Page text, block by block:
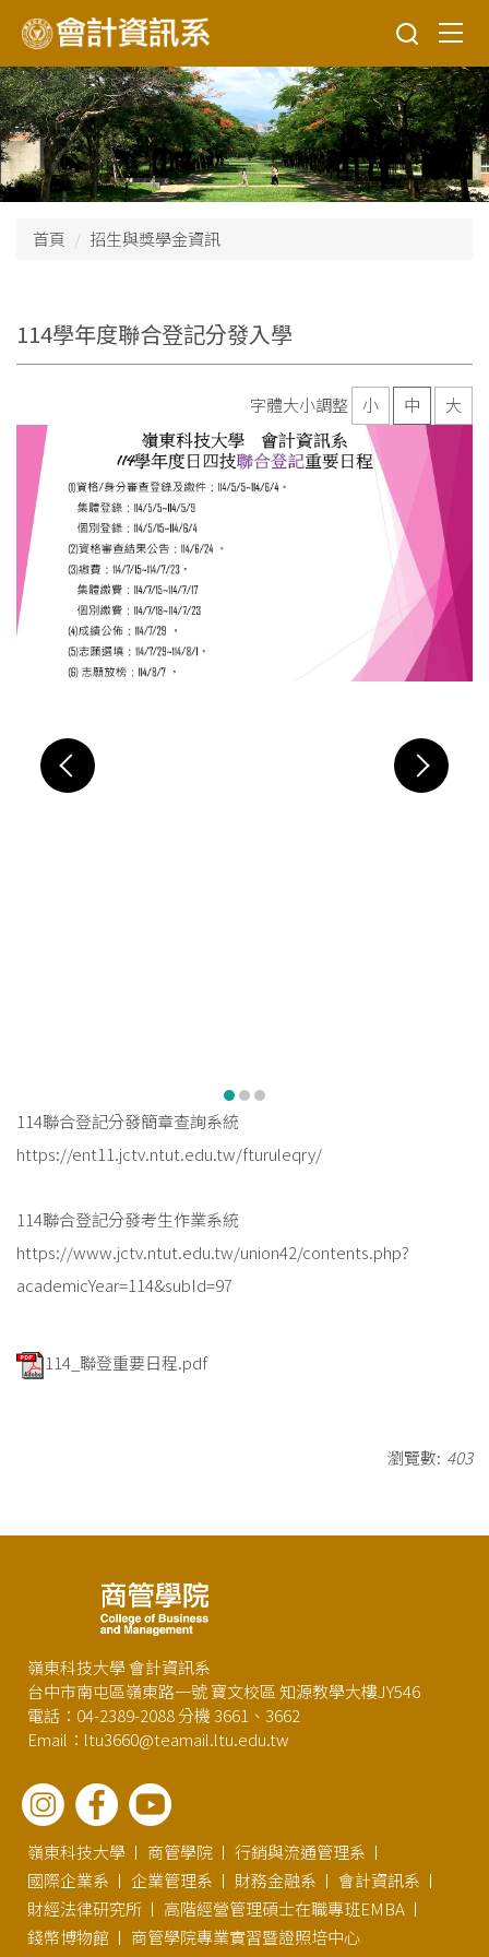
到
主
要
內
容
區
首頁 招生與獎學金資訊
114學年度聯合登記分發入學
字體大小調整 小 中 大
114聯合登記分發簡章查詢系統
https://ent11.jctv.ntut.edu.tw/fturuleqry/
114聯合登記分發考生作業系統
https://www.jctv.ntut.edu.tw/union42/contents.php?
academicYear=114&subId=97
114_聯登重要日程.pdf
瀏覽數: 403
嶺東科技大學 會計資訊系
台中市南屯區嶺東路一號 寶文校區 知源教學大樓JY546
電話：04-2389-2088 分機 3661、3662
Email：ltu3660@teamail.ltu.edu.tw
嶺東科技大學 商管學院
行銷與流通管理系
國際企業系
企業管理系 財務金融系
會計資訊系
財經法律研究所
高階經營管理碩士在職專班EMBA
錢幣博物館
商管學院專業實習暨證照培中心